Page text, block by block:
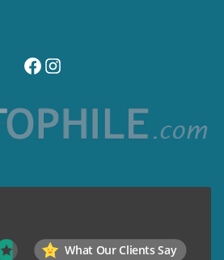
visitez notre page facebook
suivez notre compte instagram
What Our Clients Say